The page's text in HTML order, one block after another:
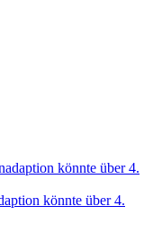
könnte über 4.